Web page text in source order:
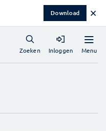
Download ✕
Menu
Zoeken Inloggen